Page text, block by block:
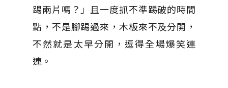
踢兩片嗎？」且一度抓不準踢破的時間
點，不是腳踢過來，木板來不及分開，
不然就是太早分開，逗得全場爆笑連
連。